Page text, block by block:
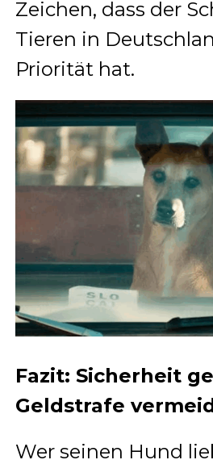
Zeichen, dass der
Tieren in
Priorität hat.
Fazit: Sicherheit
Geldstrafe
Wer seinen Hund